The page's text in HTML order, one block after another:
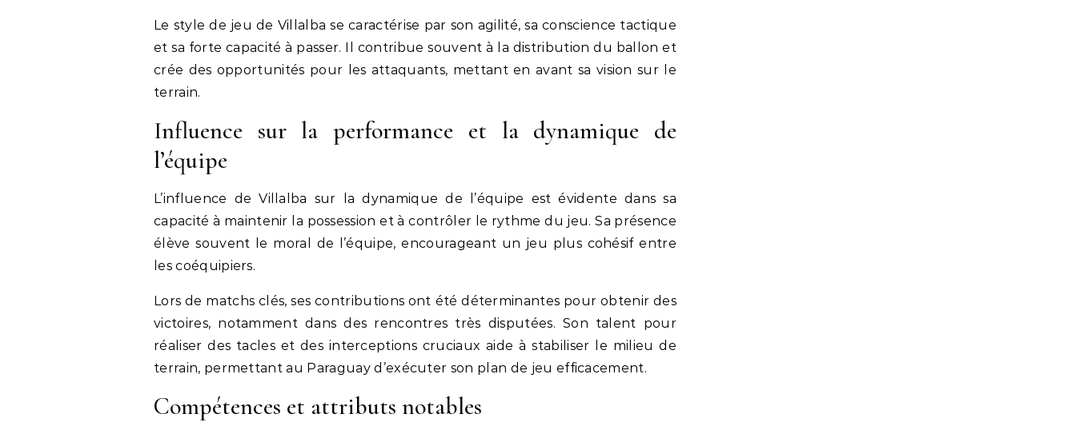
Le style de jeu de Villalba se caractérise par son agilité, sa conscience tactique
et sa forte capacité à passer. Il contribue souvent à la distribution du ballon et
crée des opportunités pour les attaquants, mettant en avant sa vision sur le
terrain.
Influence sur la performance et la dynamique de
l’équipe
L’influence de Villalba sur la dynamique de l’équipe est évidente dans sa
capacité à maintenir la possession et à contrôler le rythme du jeu. Sa présence
élève souvent le moral de l’équipe, encourageant un jeu plus cohésif entre
les coéquipiers.
Lors de matchs clés, ses contributions ont été déterminantes pour obtenir des
victoires, notamment dans des rencontres très disputées. Son talent pour
réaliser des tacles et des interceptions cruciaux aide à stabiliser le milieu de
terrain, permettant au Paraguay d’exécuter son plan de jeu efficacement.
Compétences et attributs notables